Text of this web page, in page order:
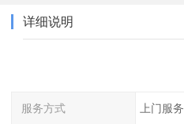
详细说明
服务方式 上门服务